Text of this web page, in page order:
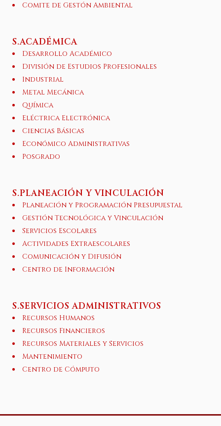
Comite de Gestón Ambiental
S.ACADÉMICA
Desarrollo Académico
División de Estudios Profesionales
Industrial
Metal Mecánica
Química
Eléctrica Electrónica
Ciencias Básicas
Económico Administrativas
Posgrado
S.PLANEACIÓN Y VINCULACIÓN
Planeación y Programación Presupuestal
Gestión Tecnológica y Vinculación
Servicios Escolares
Actividades Extraescolares
Comunicación y Difusión
Centro de Información
S.SERVICIOS ADMINISTRATIVOS
Recursos Humanos
Recursos Financieros
Recursos Materiales y Servicios
Mantenimiento
Centro de Cómputo